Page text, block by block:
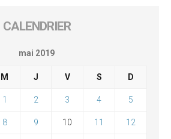
CALENDRIER
mai 2019
M J V S D
1 2 3 4 5
8 9 10 11 12